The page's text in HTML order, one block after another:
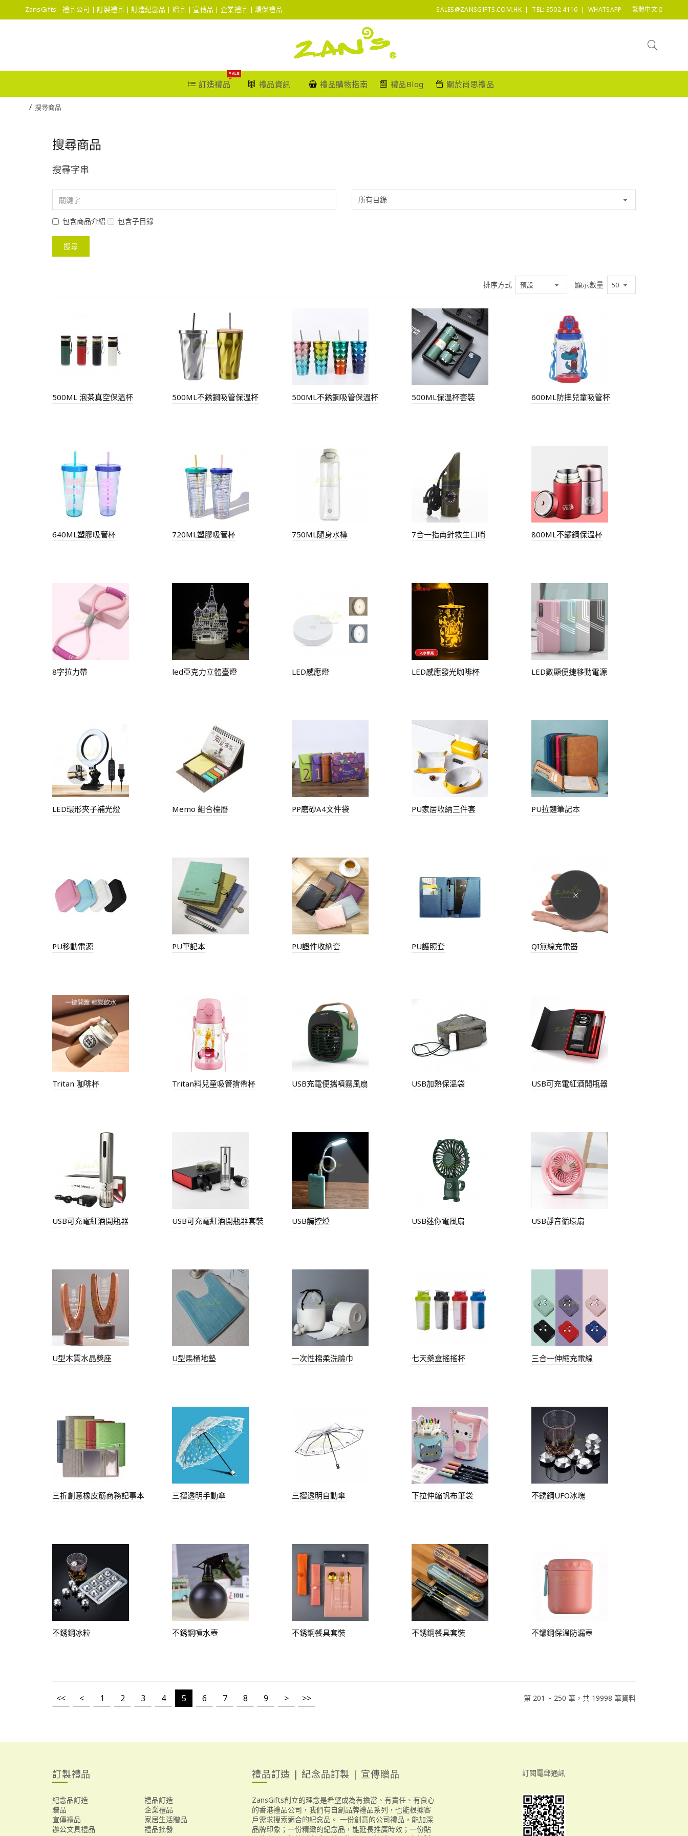
ZansGifts - 禮品公司 | 訂製禮品 | 訂造紀念品 | 贈品 | 宣傳品 | 企業禮品 | 環保禮品 SALES@ZANSGIFTS.COM.HK| TEL: 3502 4116 |WHATSAPP 繁體中文
訂造禮品
SALE
禮品資訊 禮品購物指南 禮品Blog 關於尚思禮品
搜尋商品
搜尋商品
搜尋字串
包含商品介紹 包含子目錄
排序方式 顯示數量
500ML 泡茶真空保溫杯 500ML不銹鋼吸管保溫杯 500ML不銹鋼吸管保溫杯 500ML保溫杯套裝 600ML防摔兒童吸管杯
640ML塑膠吸管杯 720ML塑膠吸管杯 750ML隨身水樽 7合一指南針救生口哨 800ML不鏽鋼保溫杯
8字拉力帶 led亞克力立體臺燈 LED感應燈 LED感應發光咖啡杯 LED數顯便捷移動電源
LED環形夾子補光燈 Memo 組合檯曆 PP磨砂A4文件袋 PU家居收納三件套 PU拉鏈筆記本
PU移動電源 PU筆記本 PU證件收納套 PU護照套 QI無線充電器
Tritan 咖啡杯 Tritan料兒童吸管揹帶杯 USB充電便攜噴霧風扇 USB加熱保溫袋 USB可充電紅酒開瓶器
USB可充電紅酒開瓶器 USB可充電紅酒開瓶器套裝 USB觸控燈 USB迷你電風扇 USB靜音循環扇
U型木質水晶獎座 U型馬桶地墊 一次性棉柔洗臉巾 七天藥盒搖搖杯 三合一伸縮充電線
三折創意橡皮筋商務記事本 三摺透明手動傘 三摺透明自動傘 下拉伸縮帆布筆袋 不銹鋼UFO冰塊
不銹鋼冰粒 不銹鋼噴水壺 不銹鋼餐具套裝 不銹鋼餐具套裝 不鏽鋼保溫防漏壺
<< < 1 2 3 4 5 6 7 8 9 > >> 第 201 ~ 250 筆，共 19998 筆資料
訂製禮品
紀念品訂造
禮品訂造
贈品
企業禮品
宣傳禮品
家居生活贈品
辦公文具禮品
禮品批發
禮品訂造 | 紀念品訂製 | 宣傳贈品
ZansGifts創立的理念是希望成為有擔當、有責任、有良心
的香港禮品公司，我們有自創品牌禮品系列，也能根據客
戶需求搜索適合的紀念品。 一份創意的公司禮品，能加深
品牌印象；一份精緻的紀念品，能延長推廣時效；一份貼
訂閱電郵通訊